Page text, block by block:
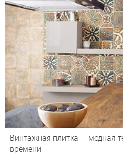
Винтажная плитка — модная
времени